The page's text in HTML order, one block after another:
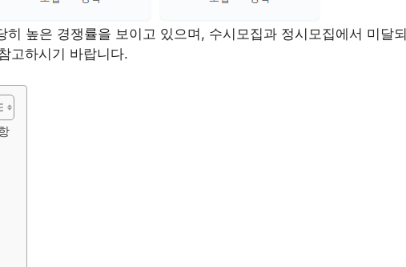
히 높은 경쟁률을 보이고 있으며, 수시모집과 정시모집에서 미달되
고하시기 바랍니다.